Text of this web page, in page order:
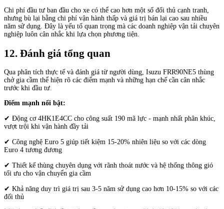
Chi phí đầu tư ban đầu cho xe có thể cao hơn một số đối thủ cạnh tranh,
nhưng bù lại bằng chi phí vận hành thấp và giá trị bán lại cao sau nhiều
năm sử dụng. Đây là yếu tố quan trọng mà các doanh nghiệp vận tải chuyên
nghiệp luôn cân nhắc khi lựa chọn phương tiện.
12. Đánh giá tổng quan
Qua phân tích thực tế và đánh giá từ người dùng, Isuzu FRR90NE5 thùng
chở gia cầm thể hiện rõ các điểm mạnh và những hạn chế cần cân nhắc
trước khi đầu tư.
Điểm mạnh nổi bật:
✔ Động cơ 4HK1E4CC cho công suất 190 mã lực - mạnh nhất phân khúc,
vượt trội khi vận hành đầy tải
✔ Công nghệ Euro 5 giúp tiết kiệm 15-20% nhiên liệu so với các dòng
Euro 4 tương đương
✔ Thiết kế thùng chuyên dụng với rãnh thoát nước và hệ thống thông gió
tối ưu cho vận chuyển gia cầm
✔ Khả năng duy trì giá trị sau 3-5 năm sử dụng cao hơn 10-15% so với các
đối thủ